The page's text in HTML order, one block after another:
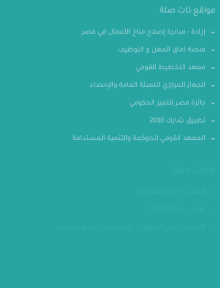
مواقع ذات صلة
إرادة - مبادرة إصلاح مناخ الأعمال في مصر
منصة افاق المهن و التوظيف
معهد التخطيط القومي
الجهاز المركزي للتعبئة العامة والإحصاء
جائزة مصر للتميز الحكومي
تطبيق شارك 2030
المعهد القومي للحوكمة والتنمية المستدامة